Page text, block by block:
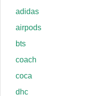
adidas
airpods
bts
coach
coca
dhc